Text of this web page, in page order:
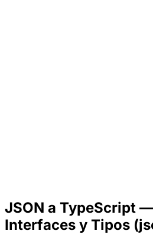
JSON a TypeScript
Interfaces y Tipos